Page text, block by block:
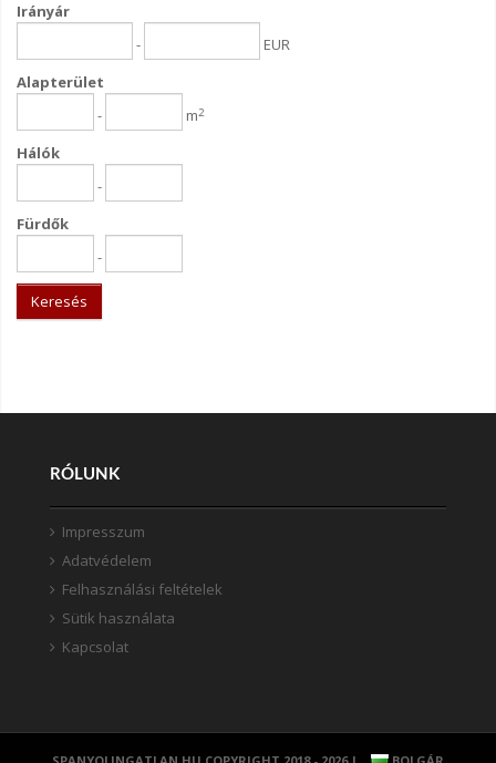
Irányár
-
EUR
Alapterület
-
m2
Hálók
-
Fürdők
-
Keresés
RÓLUNK
Impresszum
Adatvédelem
Felhasználási feltételek
Sütik használata
Kapcsolat